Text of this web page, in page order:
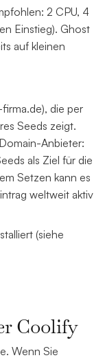
2 CPU, 4
Einstieg). Ghost
auf kleinen
die per
Seeds zeigt.
Anbieter:
als Ziel für die
Setzen kann es
weltweit aktiv
(siehe
Coolify
Wenn Sie